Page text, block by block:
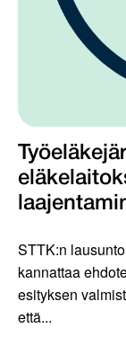
STTK:n
kannattaa
esityksen
että...